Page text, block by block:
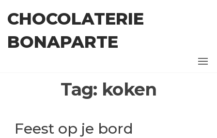
naar
inhoud
CHOCOLATERIE
BONAPARTE
Tag: koken
Feest op je bord